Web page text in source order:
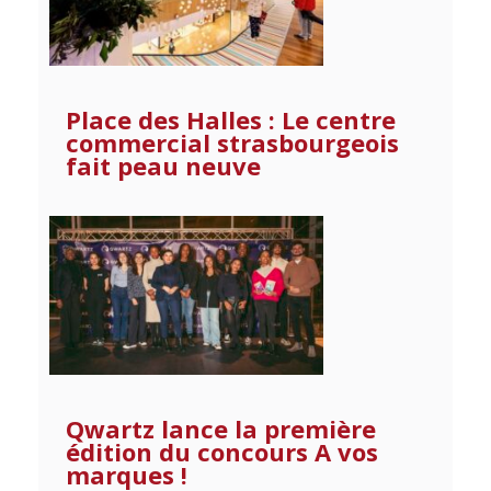
Place des Halles : Le centre
commercial strasbourgeois
fait peau neuve
Qwartz lance la première
édition du concours A vos
marques !